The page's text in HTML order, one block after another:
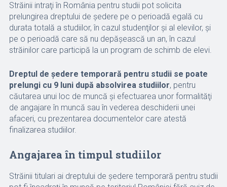
Străinii intraţi în România pentru studii pot solicita
prelungirea dreptului de şedere pe o perioadă egală cu
durata totală a studiilor, în cazul studenţilor şi al elevilor, şi
pe o perioadă care să nu depăşească un an, în cazul
străinilor care participă la un program de schimb de elevi.
Dreptul de şedere temporară pentru studii se poate
prelungi cu 9 luni după absolvirea studiilor, pentru
căutarea unui loc de muncă şi efectuarea unor formalităţi
de angajare în muncă sau în vederea deschiderii unei
afaceri, cu prezentarea documentelor care atestă
finalizarea studiilor.
Angajarea în timpul studiilor
Străinii titulari ai dreptului de şedere temporară pentru studii